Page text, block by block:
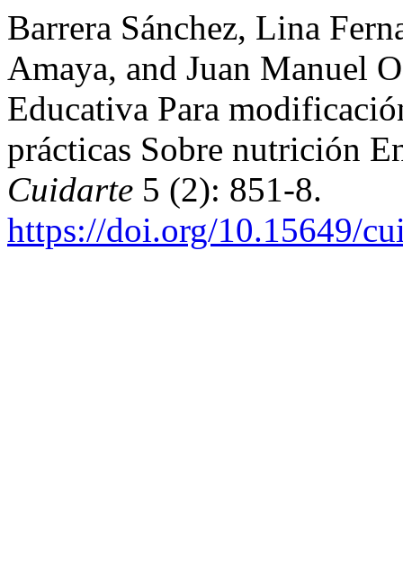
Barrera Sánchez, Lina
Amaya, and Juan Manuel
Educativa Para
prácticas Sobre nutrición
Cuidarte 5 (2): 851-8.
https://doi.org/10.15649/